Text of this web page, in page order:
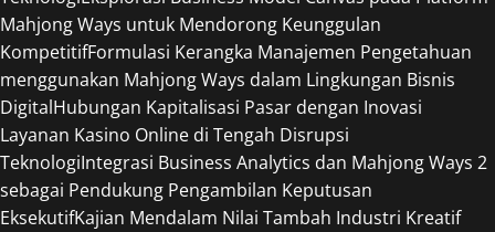
Mahjong Ways untuk Mendorong Keunggulan
KompetitifFormulasi Kerangka Manajemen Pengetahuan
menggunakan Mahjong Ways dalam Lingkungan Bisnis
DigitalHubungan Kapitalisasi Pasar dengan Inovasi
Layanan Kasino Online di Tengah Disrupsi
TeknologiIntegrasi Business Analytics dan Mahjong Ways 2
sebagai Pendukung Pengambilan Keputusan
EksekutifKajian Mendalam Nilai Tambah Industri Kreatif